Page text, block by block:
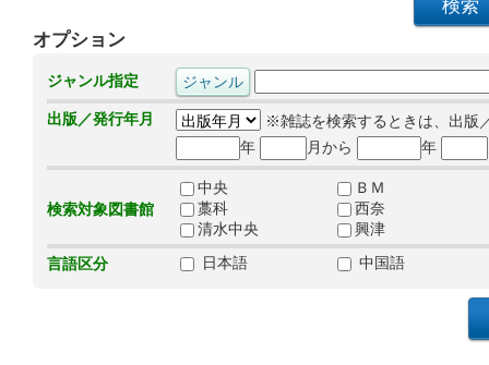
オプション
ジャンル指定
出版／発行年月
※雑誌を検索するときは、出版
年
月から 年
検索対象図書館
中央
ＢＭ
藁科
西奈
清水中央
興津
言語区分
日本語 中国語